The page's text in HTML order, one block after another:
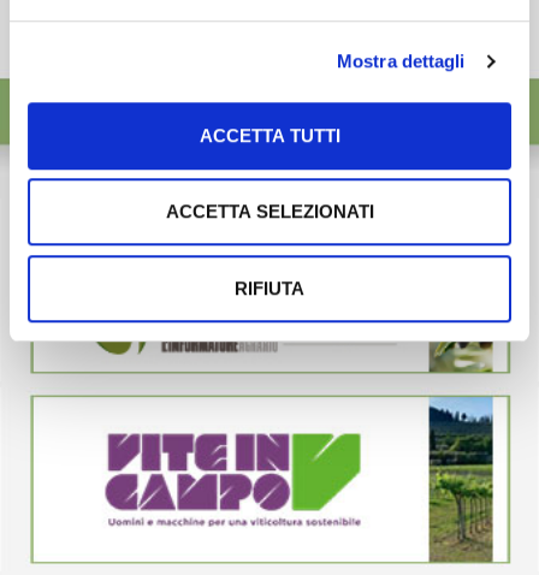
Mostra dettagli
ACCETTA TUTTI
ACCETTA SELEZIONATI
RIFIUTA